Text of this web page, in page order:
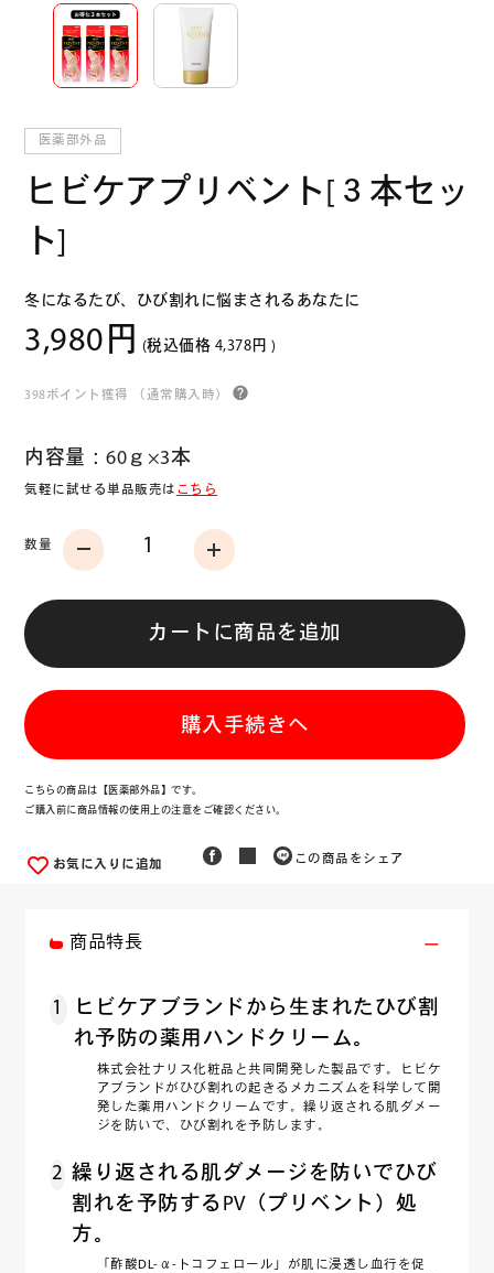
医薬部外品
ヒビケアプリベント[３本セッ
ト]
冬になるたび、ひび割れに悩まされるあなたに
3,980円 (税込価格 4,378円 )
398ポイント獲得 （通常購入時）
内容量：60ｇ×3本
気軽に試せる単品販売は こちら
数量
カートに商品を追加
購入手続きへ
こちらの商品は【医薬部外品】です。
ご購入前に商品情報の使用上の注意をご確認ください。
お気に入りに追加 この商品をシェア
商品特長
1
ヒビケアブランドから生まれたひび割
れ予防の薬用ハンドクリーム。
株式会社ナリス化粧品と共同開発した製品です。ヒビケ
アブランドがひび割れの起きるメカニズムを科学して開
発した薬用ハンドクリームです。繰り返される肌ダメー
ジを防いで、ひび割れを予防します。
2 繰り返される肌ダメージを防いでひび
割れを予防するPV（プリベント）処
方。
「酢酸DL-α-トコフェロール」が肌に浸透し血行を促